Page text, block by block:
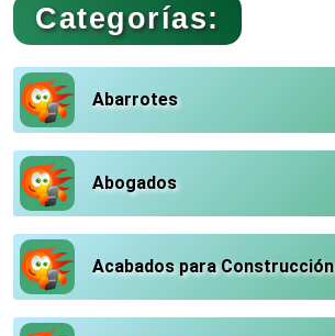
Categorías:
Abarrotes
Abogados
Acabados para Construcción